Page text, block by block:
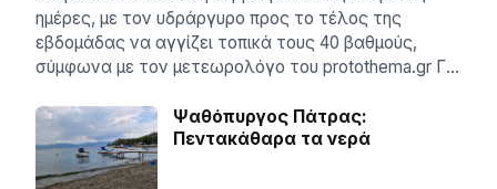
ημέρες, με τον υδράργυρο προς το τέλος της
εβδομάδας να αγγίζει τοπικά τους 40 βαθμούς,
σύμφωνα με τον μετεωρολόγο του protothema.gr Γ…
Ψαθόπυργος Πάτρας:
Πεντακάθαρα τα νερά